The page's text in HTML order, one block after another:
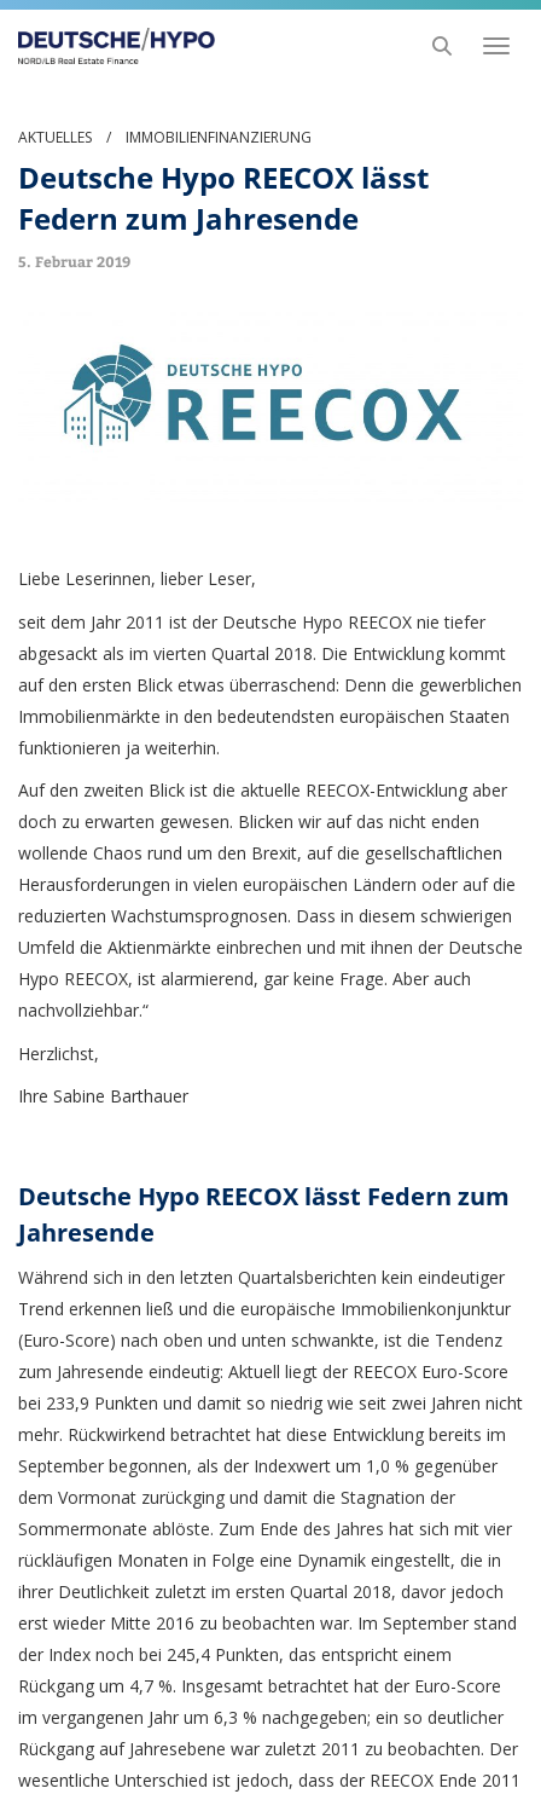
Toggle
AKTUELLES / IMMOBILIENFINANZIERUNG
Deutsche Hypo REECOX lässt
Federn zum Jahresende
5. Februar 2019
Liebe Leserinnen, lieber Leser,
seit dem Jahr 2011 ist der Deutsche Hypo REECOX nie tiefer
abgesackt als im vierten Quartal 2018. Die Entwicklung kommt
auf den ersten Blick etwas überraschend: Denn die gewerblichen
Immobilienmärkte in den bedeutendsten europäischen Staaten
funktionieren ja weiterhin.
Auf den zweiten Blick ist die aktuelle REECOX-Entwicklung aber
doch zu erwarten gewesen. Blicken wir auf das nicht enden
wollende Chaos rund um den Brexit, auf die gesellschaftlichen
Herausforderungen in vielen europäischen Ländern oder auf die
reduzierten Wachstumsprognosen. Dass in diesem schwierigen
Umfeld die Aktienmärkte einbrechen und mit ihnen der Deutsche
Hypo REECOX, ist alarmierend, gar keine Frage. Aber auch
nachvollziehbar.“
Herzlichst,
Ihre Sabine Barthauer
Deutsche Hypo REECOX lässt Federn zum
Jahresende
Während sich in den letzten Quartalsberichten kein eindeutiger
Trend erkennen ließ und die europäische Immobilienkonjunktur
(Euro-Score) nach oben und unten schwankte, ist die Tendenz
zum Jahresende eindeutig: Aktuell liegt der REECOX Euro-Score
bei 233,9 Punkten und damit so niedrig wie seit zwei Jahren nicht
mehr. Rückwirkend betrachtet hat diese Entwicklung bereits im
September begonnen, als der Indexwert um 1,0 % gegenüber
dem Vormonat zurückging und damit die Stagnation der
Sommermonate ablöste. Zum Ende des Jahres hat sich mit vier
rückläufigen Monaten in Folge eine Dynamik eingestellt, die in
ihrer Deutlichkeit zuletzt im ersten Quartal 2018, davor jedoch
erst wieder Mitte 2016 zu beobachten war. Im September stand
der Index noch bei 245,4 Punkten, das entspricht einem
Rückgang um 4,7 %. Insgesamt betrachtet hat der Euro-Score
im vergangenen Jahr um 6,3 % nachgegeben; ein so deutlicher
Rückgang auf Jahresebene war zuletzt 2011 zu beobachten. Der
wesentliche Unterschied ist jedoch, dass der REECOX Ende 2011